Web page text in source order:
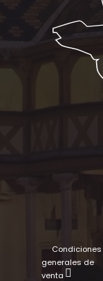
Condiciones
generales de
venta